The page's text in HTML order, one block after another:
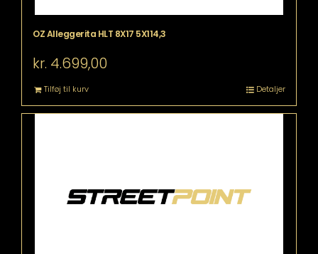
OZ Alleggerita HLT 8X17 5X114,3
kr. 4.699,00
Tilføj til kurv Detaljer